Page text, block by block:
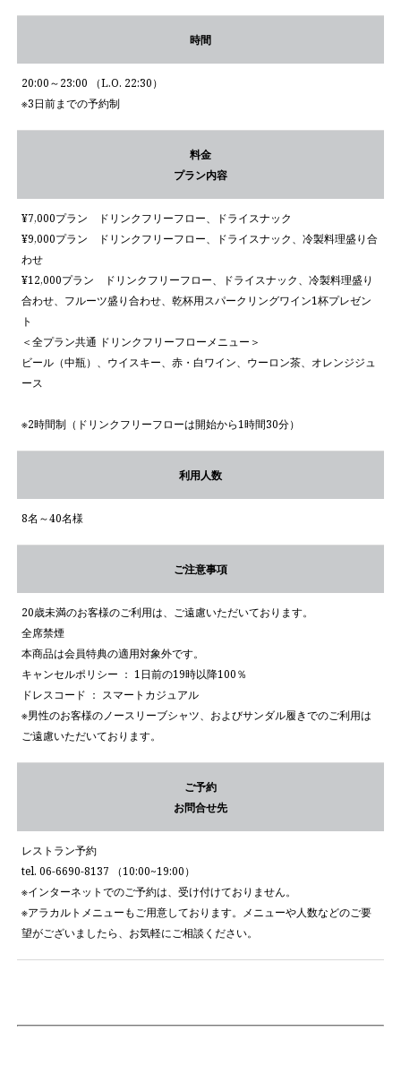
時間
20:00～23:00 （L.O. 22:30）
※3日前までの予約制
料金
プラン内容
¥7,000プラン ドリンクフリーフロー、ドライスナック
¥9,000プラン ドリンクフリーフロー、ドライスナック、冷製料理盛り合
わせ
¥12,000プラン ドリンクフリーフロー、ドライスナック、冷製料理盛り
合わせ、フルーツ盛り合わせ、乾杯用スパークリングワイン1杯プレゼン
ト
＜全プラン共通 ドリンクフリーフローメニュー＞
ビール（中瓶）、ウイスキー、赤・白ワイン、ウーロン茶、オレンジジュ
ース
※2時間制（ドリンクフリーフローは開始から1時間30分）
利用人数
8名～40名様
ご注意事項
20歳未満のお客様のご利用は、ご遠慮いただいております。
全席禁煙
本商品は会員特典の適用対象外です。
キャンセルポリシー ： 1日前の19時以降100％
ドレスコード ： スマートカジュアル
※男性のお客様のノースリーブシャツ、およびサンダル履きでのご利用は
ご遠慮いただいております。
ご予約
お問合せ先
レストラン予約
tel. 06-6690-8137 （10:00~19:00）
※インターネットでのご予約は、受け付けておりません。
※アラカルトメニューもご用意しております。メニューや人数などのご要
望がございましたら、お気軽にご相談ください。